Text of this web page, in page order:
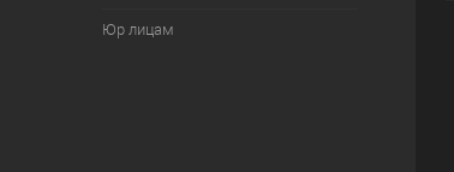
Юр лицам